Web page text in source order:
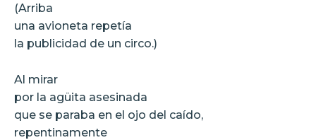
(Arriba
una avioneta repetía
la publicidad de un circo.)
Al mirar
por la agüita asesinada
que se paraba en el ojo del caído,
repentinamente